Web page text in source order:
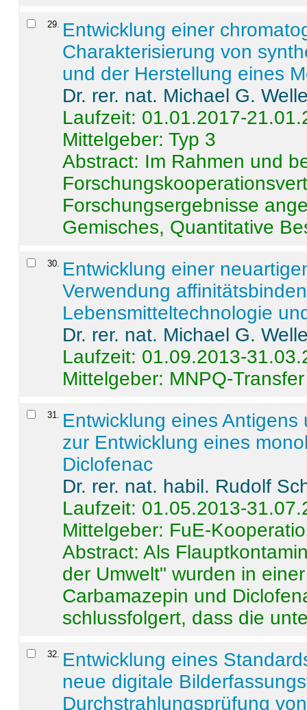
29. Entwicklung einer
Charakterisierung von
und der Herstellung eines
Dr. rer. nat. Michael G.
Laufzeit: 01.01.2017-
Mittelgeber: Typ 3
Abstract: Im Rahmen und
Forschungsergebnisse
Gemisches, Quantitative
30. Entwicklung einer
Verwendung
Lebensmitteltechnologie
Dr. rer. nat. Michael G.
Laufzeit: 01.09.2013-
Mittelgeber: MNPQ-Transfer
31. Entwicklung eines
zur Entwicklung eines
Diclofenac
Dr. rer. nat. habil. Rudolf
Laufzeit: 01.05.2013-
Mittelgeber: FuE-
Abstract:Als
der Umwelt" wurden in
Carbamazepin und
schlussfolgert, dass die
32. Entwicklung eines
neue digitale
Durchstrahlungsprüfung